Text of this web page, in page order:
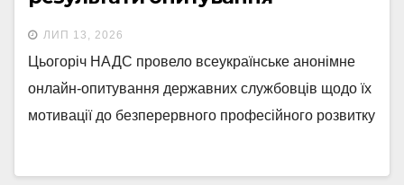
державних службовців
ЛИП 13, 2026
Цьогоріч НАДС провело всеукраїнське анонімне
онлайн-опитування державних службовців щодо їх
мотивації до безперервного професійного розвитку